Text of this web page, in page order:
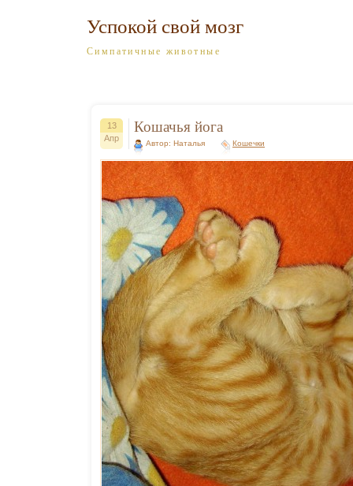
Успокой свой мозг
Симпатичные животные
13
Апр
Кошачья йога
Автор: Наталья Кошечки